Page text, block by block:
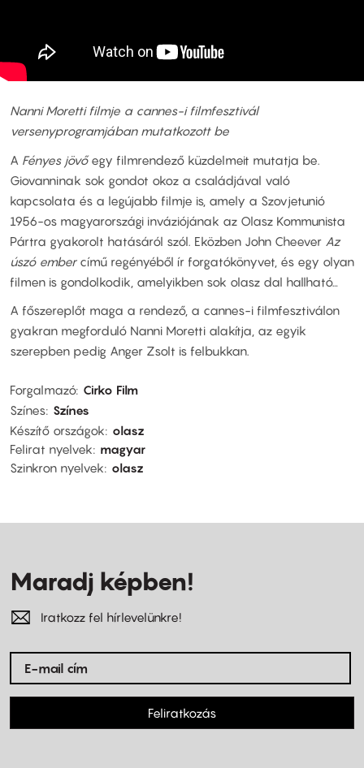
Nanni Moretti filmje a cannes-i filmfesztivál
versenyprogramjában mutatkozott be
A Fényes jövőegy filmrendező küzdelmeit mutatja be.
Giovanninak sok gondot okoz a családjával való
kapcsolata és a legújabb filmje is, amely a Szovjetunió
1956-os magyarországi inváziójának az Olasz Kommunista
Pártra gyakorolt hatásáról szól. Eközben John Cheever Az
úszó embercímű regényéből ír forgatókönyvet, és egy olyan
filmen is gondolkodik, amelyikben sok olasz dal hallható…
A főszereplőt maga a rendező, a cannes-i filmfesztiválon
gyakran megforduló Nanni Moretti alakítja, az egyik
szerepben pedig Anger Zsolt is felbukkan.
Forgalmazó Cirko Film
Színes Színes
Készítő országok
olasz
Felirat nyelvek
magyar
Szinkron nyelvek
olasz
Maradj képben!
Iratkozz fel hírlevelünkre!
Feliratkozás